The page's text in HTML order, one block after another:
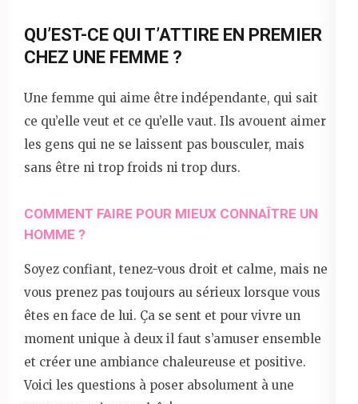
QU’EST-CE QUI T’ATTIRE EN PREMIER
CHEZ UNE FEMME ?
Une femme qui aime être indépendante, qui sait
ce qu’elle veut et ce qu’elle vaut. Ils avouent aimer
les gens qui ne se laissent pas bousculer, mais
sans être ni trop froids ni trop durs.
COMMENT FAIRE POUR MIEUX CONNAÎTRE UN
HOMME ?
Soyez confiant, tenez-vous droit et calme, mais ne
vous prenez pas toujours au sérieux lorsque vous
êtes en face de lui. Ça se sent et pour vivre un
moment unique à deux il faut s’amuser ensemble
et créer une ambiance chaleureuse et positive.
Voici les questions à poser absolument à une